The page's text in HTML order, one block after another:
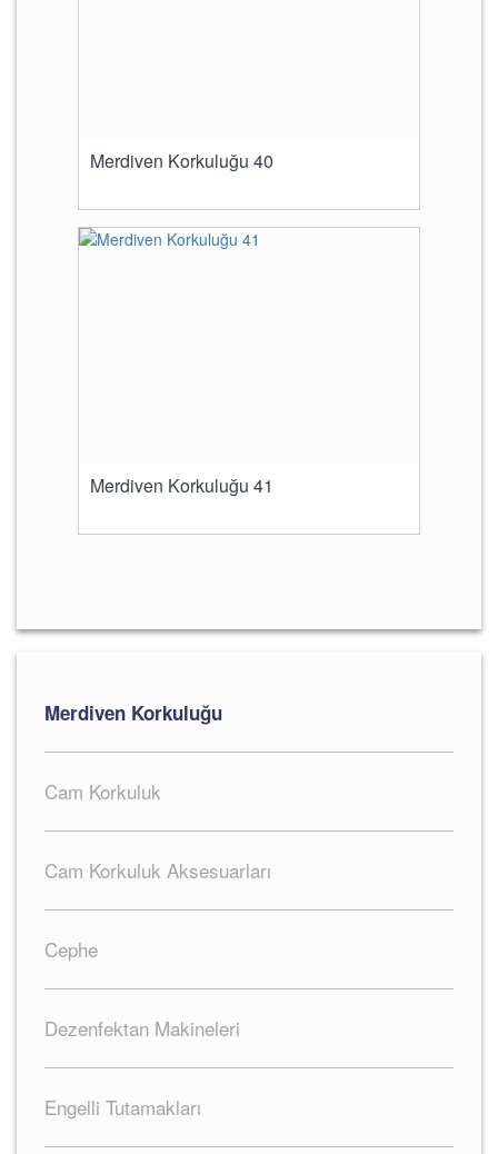
Merdiven Korkuluğu 40
Merdiven Korkuluğu 41
Merdiven Korkuluğu
Cam Korkuluk
Cam Korkuluk Aksesuarları
Cephe
Dezenfektan Makineleri
Engelli Tutamakları